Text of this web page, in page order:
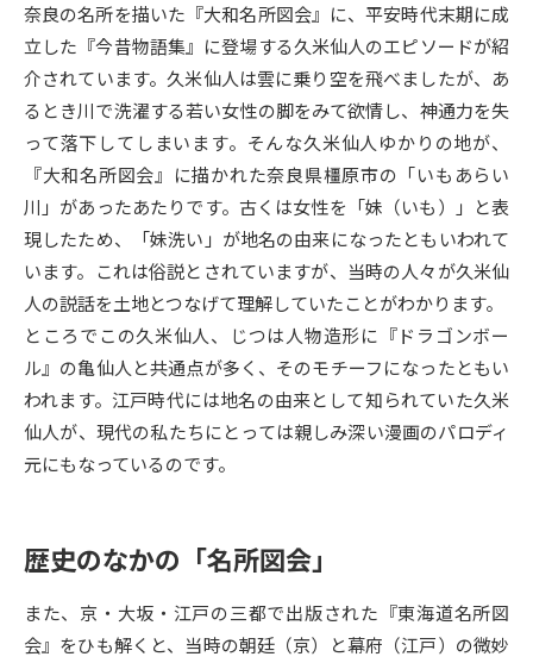
新学年スタート号特集ページ
（高3生用）
新学年スタート号特集ページ
（高2生用）
SELFBRAND特集ページ
オープンキャンパスなどを調べる
オープンキャンパス検索 実施プログラムから探す
来場型・Web型イベント特集 夢ナビライブ
受験準備 資料検索
併願校選び 受験スケジュールを立てよう
先輩が入学を決めた理由 テレメール全国一斉進学調査
奈良の名所を描いた『大和名所図会』に、平安時代末期に成
立した『今昔物語集』に登場する久米仙人のエピソードが紹
介されています。久米仙人は雲に乗り空を飛べましたが、あ
るとき川で洗濯する若い女性の脚をみて欲情し、神通力を失
って落下してしまいます。そんな久米仙人ゆかりの地が、
『大和名所図会』に描かれた奈良県橿原市の「いもあらい
川」があったあたりです。古くは女性を「妹（いも）」と表
現したため、「妹洗い」が地名の由来になったともいわれて
います。これは俗説とされていますが、当時の人々が久米仙
人の説話を土地とつなげて理解していたことがわかります。
ところでこの久米仙人、じつは人物造形に『ドラゴンボー
ル』の亀仙人と共通点が多く、そのモチーフになったともい
われます。江戸時代には地名の由来として知られていた久米
仙人が、現代の私たちにとっては親しみ深い漫画のパロディ
元にもなっているのです。
歴史のなかの「名所図会」
また、京・大坂・江戸の三都で出版された『東海道名所図
会』をひも解くと、当時の朝廷（京）と幕府（江戸）の微妙